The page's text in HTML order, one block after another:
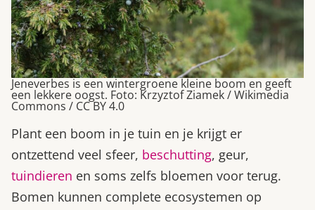
Jeneverbes is een wintergroene kleine boom en geeft
een lekkere oogst. Foto: Krzyztof Ziamek / Wikimedia
Commons / CC BY 4.0
Plant een boom in je tuin en je krijgt er
ontzettend veel sfeer, beschutting, geur,
tuindieren en soms zelfs bloemen voor terug.
Bomen kunnen complete ecosystemen op